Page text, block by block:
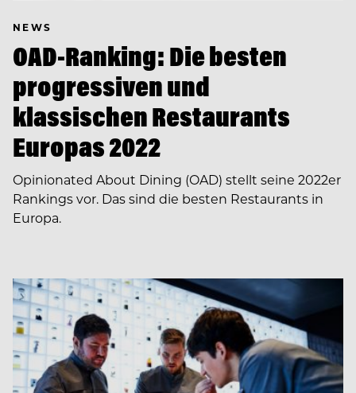
NEWS
OAD-Ranking: Die besten
progressiven und
klassischen Restaurants
Europas 2022
Opinionated About Dining (OAD) stellt seine 2022er
Rankings vor. Das sind die besten Restaurants in
Europa.